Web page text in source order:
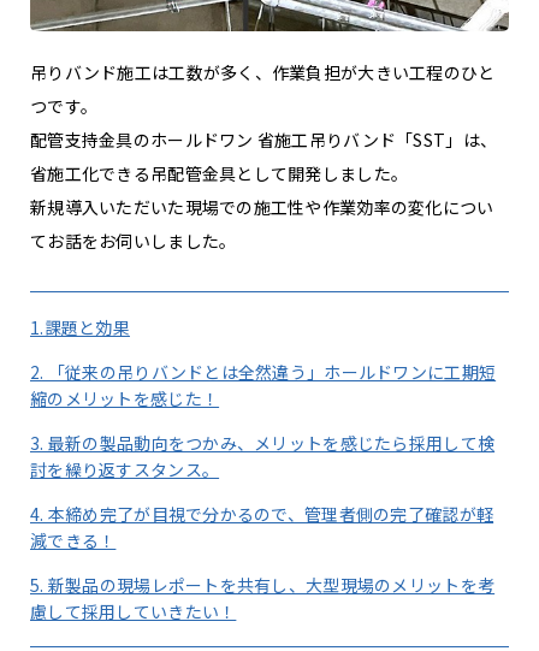
吊りバンド施工は工数が多く、作業負担が大きい工程のひと
つです。
配管支持金具のホールドワン 省施工吊りバンド「SST」は、
省施工化できる吊配管金具として開発しました。
新規導入いただいた現場での施工性や作業効率の変化につい
てお話をお伺いしました。
1.課題と効果
2. 「従来の吊りバンドとは全然違う」ホールドワンに工期短
縮のメリットを感じた！
3. 最新の製品動向をつかみ、メリットを感じたら採用して検
討を繰り返すスタンス。
4. 本締め完了が目視で分かるので、管理者側の完了確認が軽
減できる！
5. 新製品の現場レポートを共有し、大型現場のメリットを考
慮して採用していきたい！